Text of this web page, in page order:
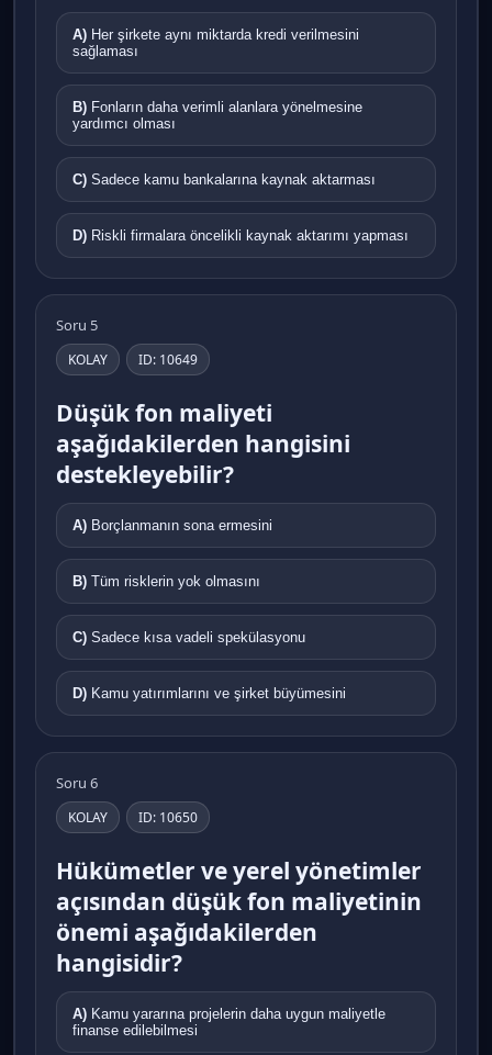
A)
sağlaması
B)
yardımcı olması
C) Sadece kamu bankalarına kaynak aktarması
D) Riskli firmalara öncelikli kaynak aktarımı yapması
Soru 5
KOLAY ID: 10649
Düşük fon maliyeti
aşağıdakilerden hangisini
destekleyebilir?
A) Borçlanmanın sona ermesini
B) Tüm risklerin yok olmasını
C) Sadece kısa vadeli spekülasyonu
D) Kamu yatırımlarını ve şirket büyümesini
Soru 6
KOLAY ID: 10650
Hükümetler ve yerel yönetimler
açısından düşük fon maliyetinin
önemi aşağıdakilerden
hangisidir?
A)
finanse edilebilmesi